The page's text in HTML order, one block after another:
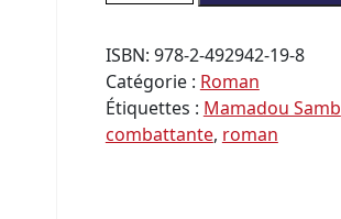
ISBN: 978-2-492942-19-8
Catégorie : Roman
Étiquettes : Mamadou Samb
combattante, roman